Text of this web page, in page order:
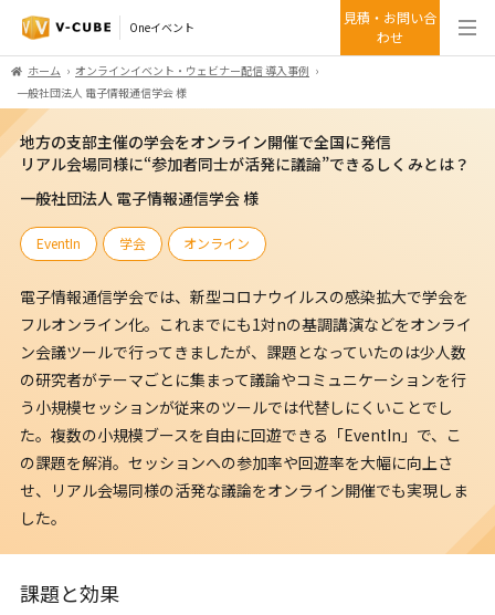
Oneイベント
見積・お問い合
わせ
ホーム
オンラインイベント・ウェビナー配信 導入事例
一般社団法人 電子情報通信学会 様
地方の支部主催の学会をオンライン開催で全国に発信
リアル会場同様に“参加者同士が活発に議論”できるしくみとは？
一般社団法人 電子情報通信学会 様
EventIn 学会 オンライン
電子情報通信学会では、新型コロナウイルスの感染拡大で学会を
フルオンライン化。これまでにも1対nの基調講演などをオンライ
ン会議ツールで行ってきましたが、課題となっていたのは少人数
の研究者がテーマごとに集まって議論やコミュニケーションを行
う小規模セッションが従来のツールでは代替しにくいことでし
た。複数の小規模ブースを自由に回遊できる「EventIn」で、こ
の課題を解消。セッションへの参加率や回遊率を大幅に向上さ
せ、リアル会場同様の活発な議論をオンライン開催でも実現しま
した。
課題と効果